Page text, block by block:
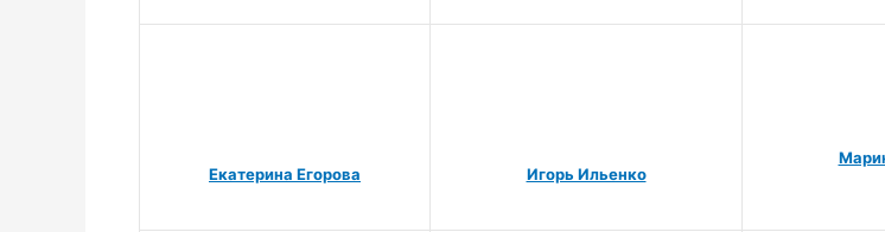
Екатерина Егорова Игорь Ильенко